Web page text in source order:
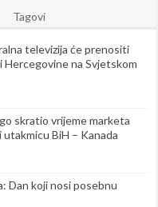
Tagovi
televizija će prenositi
Hercegovine na Svjetskom
skratio vrijeme marketa
BiH – Kanada
Dan koji nosi posebnu